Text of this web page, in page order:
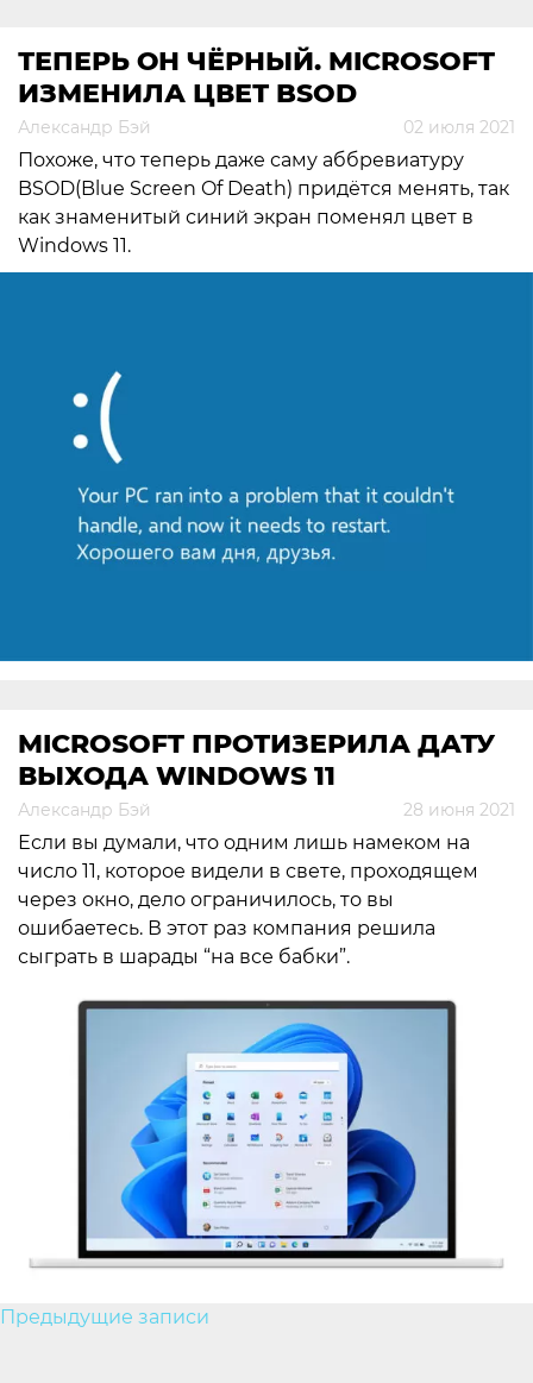
ТЕПЕРЬ ОН ЧЁРНЫЙ. MICROSOFT
ИЗМЕНИЛА ЦВЕТ BSOD
Александр Бэй 02 июля 2021
Похоже, что теперь даже саму аббревиатуру
BSOD(Blue Screen Of Death) придётся менять, так
как знаменитый синий экран поменял цвет в
Windows 11.
MICROSOFT ПРОТИЗЕРИЛА ДАТУ
ВЫХОДА WINDOWS 11
Александр Бэй 28 июня 2021
Если вы думали, что одним лишь намеком на
число 11, которое видели в свете, проходящем
через окно, дело ограничилось, то вы
ошибаетесь. В этот раз компания решила
сыграть в шарады “на все бабки”.
Навигация
Предыдущие записи